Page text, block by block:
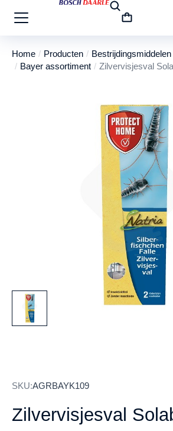
Je bent hier:
Home Producten
Bayer assortiment
Zilvervisjesval
SKU:AGRBAYK109
Zilvervisjesval